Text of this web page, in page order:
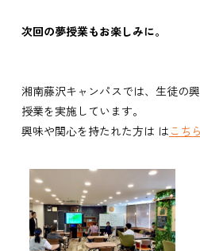
次回の夢授業もお楽しみに。
湘南藤沢キャンパスでは、生徒の
授業を実施しています。
興味や関心を持たれた方は は こち